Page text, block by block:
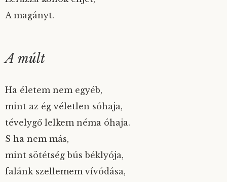
A magányt.
A múlt
Ha életem nem egyéb,
mint az ég véletlen sóhaja,
tévelygő lelkem néma óhaja.
S ha nem más,
mint sötétség bús béklyója,
falánk szellemem vívódása,